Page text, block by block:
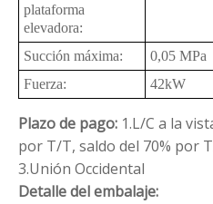
plataforma
elevadora:
Succión máxima:
0,05 MPa
Fuerza:
42kW
Plazo de pago: 1.L/C a la
por T/T, saldo del 70% por
3.Unión Occidental
Detalle del embalaje: